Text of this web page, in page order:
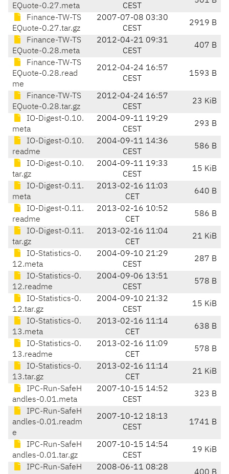
EQuote-0.27.meta
CEST
Finance-TW-TS
EQuote-0.27.tar.gz
2007-07-08 03:30
CEST
2919 B
Finance-TW-TS
EQuote-0.28.meta
2012-04-21 09:31
CEST
407 B
Finance-TW-TS
EQuote-0.28.read
me
2012-04-24 16:57
CEST
1593 B
Finance-TW-TS
EQuote-0.28.tar.gz
2012-04-24 16:57
CEST
23 KiB
IO-Digest-0.10.
meta
2004-09-11 19:29
CEST
293 B
IO-Digest-0.10.
readme
2004-09-11 14:36
CEST
586 B
IO-Digest-0.10.
tar.gz
2004-09-11 19:33
CEST
15 KiB
IO-Digest-0.11.
meta
2013-02-16 11:03
CET
640 B
IO-Digest-0.11.
readme
2013-02-16 10:52
CET
586 B
IO-Digest-0.11.
tar.gz
2013-02-16 11:04
CET
21 KiB
IO-Statistics-0.
12.meta
2004-09-10 21:29
CEST
287 B
IO-Statistics-0.
12.readme
2004-09-06 13:51
CEST
578 B
IO-Statistics-0.
12.tar.gz
2004-09-10 21:32
CEST
15 KiB
IO-Statistics-0.
13.meta
2013-02-16 11:14
CET
638 B
IO-Statistics-0.
13.readme
2013-02-16 11:09
CET
578 B
IO-Statistics-0.
13.tar.gz
2013-02-16 11:14
CET
21 KiB
IPC-Run-SafeH
andles-0.01.meta
2007-10-15 14:52
CEST
323 B
IPC-Run-SafeH
andles-0.01.readm
e
2007-10-12 18:13
CEST
1741 B
IPC-Run-SafeH
andles-0.01.tar.gz
2007-10-15 14:54
CEST
19 KiB
IPC-Run-SafeH 2008-06-11 08:28